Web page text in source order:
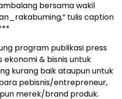
bersama wakil
tulis caption
program publikasi press
ekonomi & bisnis untuk
kurang baik ataupun untuk
pebisnis/entrepreneur,
merek/brand produk.